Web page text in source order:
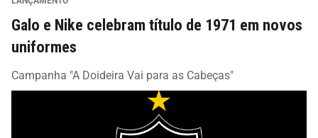
Galo e Nike celebram título de 1971 em novos
uniformes
Campanha "A Doideira Vai para as Cabeças"